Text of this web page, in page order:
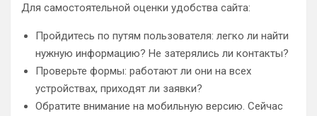
Для самостоятельной оценки удобства сайта:
Пройдитесь по путям пользователя: легко ли найти
нужную информацию? Не затерялись ли контакты?
Проверьте формы: работают ли они на всех
устройствах, приходят ли заявки?
Обратите внимание на мобильную версию. Сейчас